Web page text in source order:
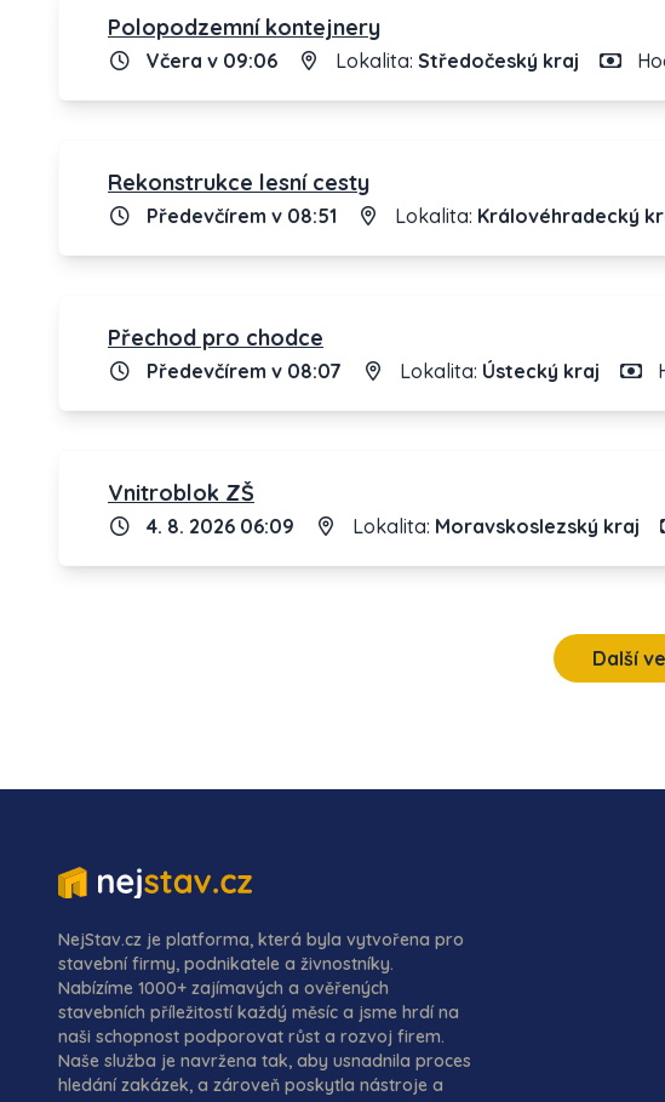
Polopodzemní kontejnery
Včera v 09:06 Lokalita: Středočeský kraj
Rekonstrukce lesní cesty
Předevčírem v 08:51 Lokalita: Královéhradecký
Přechod pro chodce
Předevčírem v 08:07 Lokalita: Ústecký kraj
Vnitroblok ZŠ
4. 8. 2026 06:09 Lokalita: Moravskoslezský kraj
Další
NejStav.cz je platforma, která byla vytvořena pro
stavební firmy, podnikatele a živnostníky.
Nabízíme 1000+ zajímavých a ověřených
stavebních příležitostí každý měsíc a jsme hrdí na
naši schopnost podporovat růst a rozvoj firem.
Naše služba je navržena tak, aby usnadnila proces
hledání zakázek, a zároveň poskytla nástroje a